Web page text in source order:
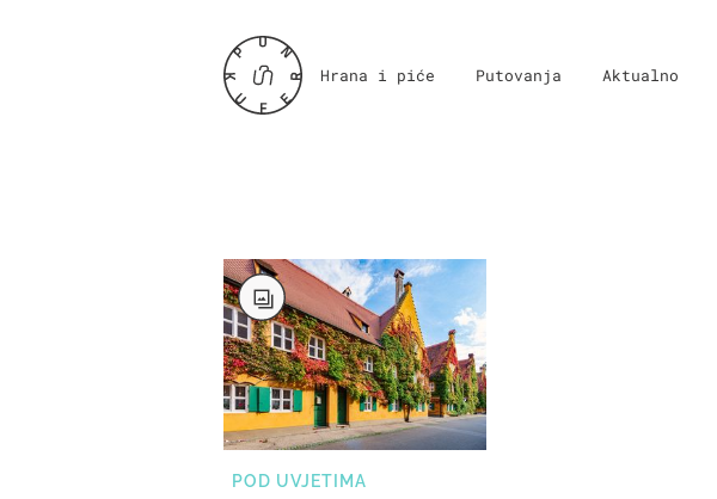
Hrana i piće Putovanja Aktualno
POD UVJETIMA